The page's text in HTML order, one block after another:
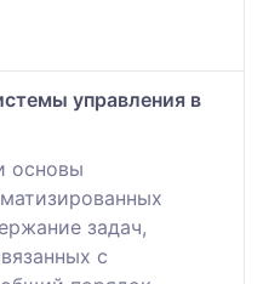
управления в
основы
задач,
с